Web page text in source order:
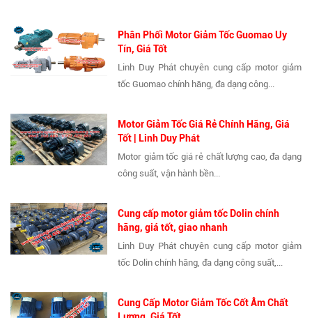
Phân Phối Motor Giảm Tốc Guomao Uy
Tín, Giá Tốt
Linh Duy Phát chuyên cung cấp motor giảm
tốc Guomao chính hãng, đa dạng công...
Motor Giảm Tốc Giá Rẻ Chính Hãng, Giá
Tốt | Linh Duy Phát
Motor giảm tốc giá rẻ chất lượng cao, đa dạng
công suất, vận hành bền...
Cung cấp motor giảm tốc Dolin chính
hãng, giá tốt, giao nhanh
Linh Duy Phát chuyên cung cấp motor giảm
tốc Dolin chính hãng, đa dạng công suất,...
Cung Cấp Motor Giảm Tốc Cốt Âm Chất